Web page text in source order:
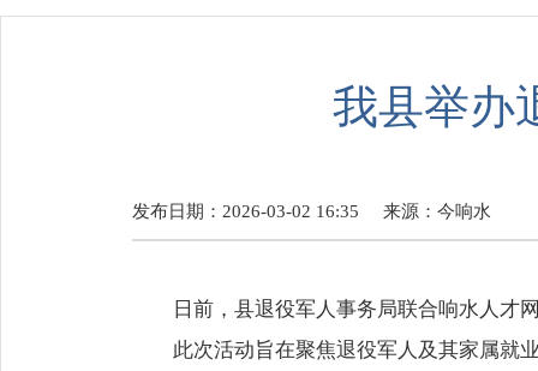
我县举办
发布日期：2026-03-02 16:35 来源： 今响水
日前，县退役军人事务局联合响水人才
此次活动旨在聚焦退役军人及其家属就